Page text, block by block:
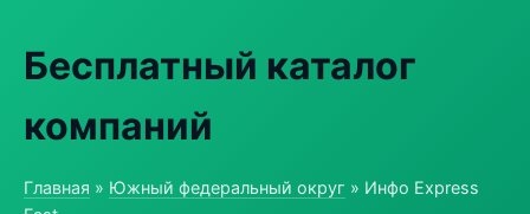
Бесплатный каталог
компаний
Главная » Южный федеральный округ » Инфо Express